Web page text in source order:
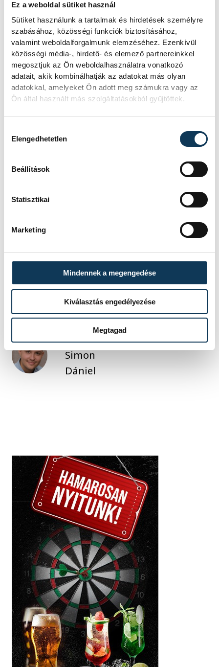
Ez a weboldal sütiket használ
Sütiket használunk a tartalmak és hirdetések személyre
szabásához, közösségi funkciók biztosításához,
valamint weboldalforgalmunk elemzéséhez. Ezenkívül
közösségi média-, hirdető- és elemező partnereinkkel
megosztjuk az Ön weboldalhasználatra vonatkozó
adatait, akik kombinálhatják az adatokat más olyan
adatokkal, amelyeket Ön adott meg számukra vagy az
Ön által használt más szolgáltatásokból gyűjtöttek.
Elengedhetetlen
Beállítások
Statisztikai
Marketing
Mindennek a megengedése
Kiválasztás engedélyezése
Megtagad
10-1-es, könnyed sikerrel jutott be a
legjobb hatvannégy közé. A döntőig vezető
úton Eb-bronzérmest és macedón
bajnokot is két vállra fektetett a magyar
biliárdos.
A finálé komoly izgalmakat tartogatott,
hiszen a szerb bajnok, a Világkupa-
bronzérmes Aleksa Pacelj várta Olivért. A
rutinos rivális előbb 4-2-re, majd 6-4-re is
ellépett, ám Szolnoki mentálisan remekül
kezelte le a helyzetet: sikerült fordítania és
harmadik bajnoki címet eredményezte
számára júliusban.
SZERZŐ
Simon
Dániel